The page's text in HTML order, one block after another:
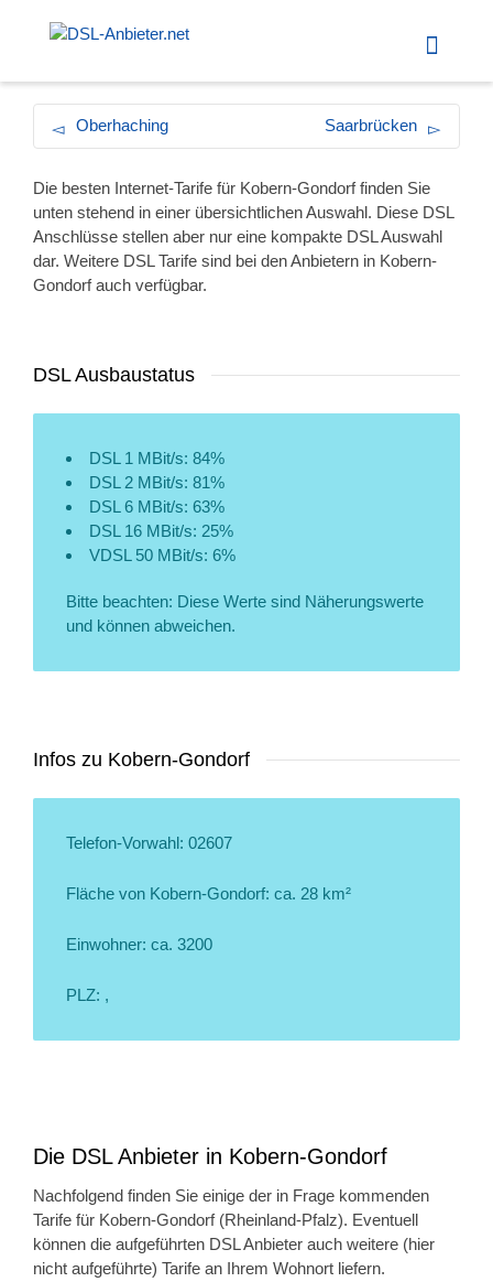
Oberhaching Saarbrücken
Die besten Internet-Tarife für Kobern-Gondorf finden Sie
unten stehend in einer übersichtlichen Auswahl. Diese DSL
Anschlüsse stellen aber nur eine kompakte DSL Auswahl
dar. Weitere DSL Tarife sind bei den Anbietern in Kobern-
Gondorf auch verfügbar.
DSL Ausbaustatus
DSL 1 MBit/s: 84%
DSL 2 MBit/s: 81%
DSL 6 MBit/s: 63%
DSL 16 MBit/s: 25%
VDSL 50 MBit/s: 6%
Bitte beachten: Diese Werte sind Näherungswerte
und können abweichen.
Infos zu Kobern-Gondorf
Telefon-Vorwahl: 02607
Fläche von Kobern-Gondorf: ca. 28 km²
Einwohner: ca. 3200
PLZ: ,
Die DSL Anbieter in Kobern-Gondorf
Nachfolgend finden Sie einige der in Frage kommenden
Tarife für Kobern-Gondorf (Rheinland-Pfalz). Eventuell
können die aufgeführten DSL Anbieter auch weitere (hier
nicht aufgeführte) Tarife an Ihrem Wohnort liefern.